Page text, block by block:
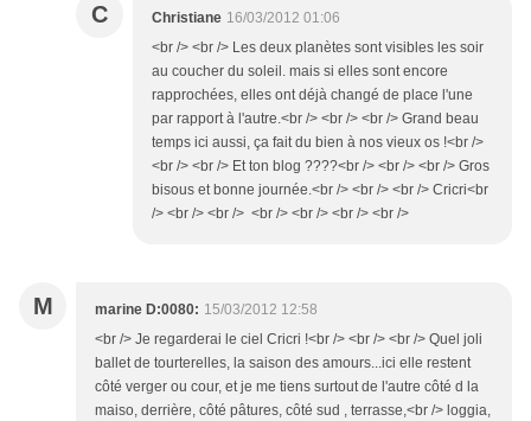
C Christiane 16/03/2012 01:06
<br /> <br /> Les deux planètes sont visibles les soir
au coucher du soleil. mais si elles sont encore
rapprochées, elles ont déjà changé de place l'une
par rapport à l'autre.<br /> <br /> <br /> Grand beau
temps ici aussi, ça fait du bien à nos vieux os !<br />
<br /> <br /> Et ton blog ????<br /> <br /> <br /> Gros
bisous et bonne journée.<br /> <br /> <br /> Cricri<br
/> <br /> <br /> <br /> <br /> <br /> <br />
M marine D:0080: 15/03/2012 12:58
<br /> Je regarderai le ciel Cricri !<br /> <br /> <br /> Quel joli
ballet de tourterelles, la saison des amours...ici elle restent
côté verger ou cour, et je me tiens surtout de l'autre côté d la
maiso, derrière, côté pâtures, côté sud , terrasse,<br /> loggia,